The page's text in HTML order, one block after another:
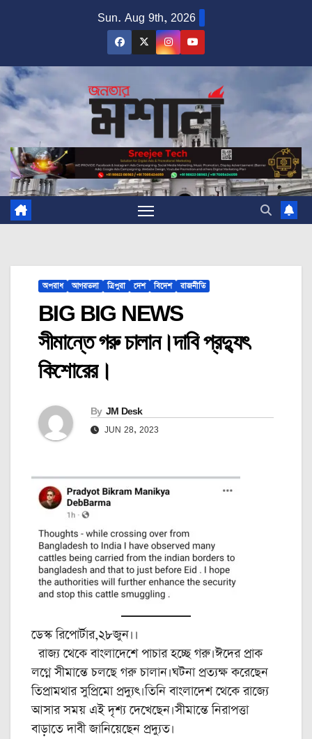
Sun. Aug 9th, 2026
অপরাধ আগরতলা ত্রিপুরা দেশ বিদেশ রাজনীতি
BIG BIG NEWS
সীমান্তে গরু চালান।দাবি প্রদ্যুৎ
কিশোরের।
By JM Desk
JUN 28, 2023
ডেস্ক রিপোর্টার,২৮জুন।।
রাজ্য থেকে বাংলাদেশে পাচার হচ্ছে গরু।ঈদের প্রাক
লগ্নে সীমান্তে চলছে গরু চালান।ঘটনা প্রত্যক্ষ করেছেন
তিপ্রামথার সুপ্রিমো প্রদ্যুৎ।তিনি বাংলাদেশ থেকে রাজ্যে
আসার সময় এই দৃশ্য দেখেছেন।সীমান্তে নিরাপত্তা
বাড়াতে দাবী জানিয়েছেন প্রদ্যুত।